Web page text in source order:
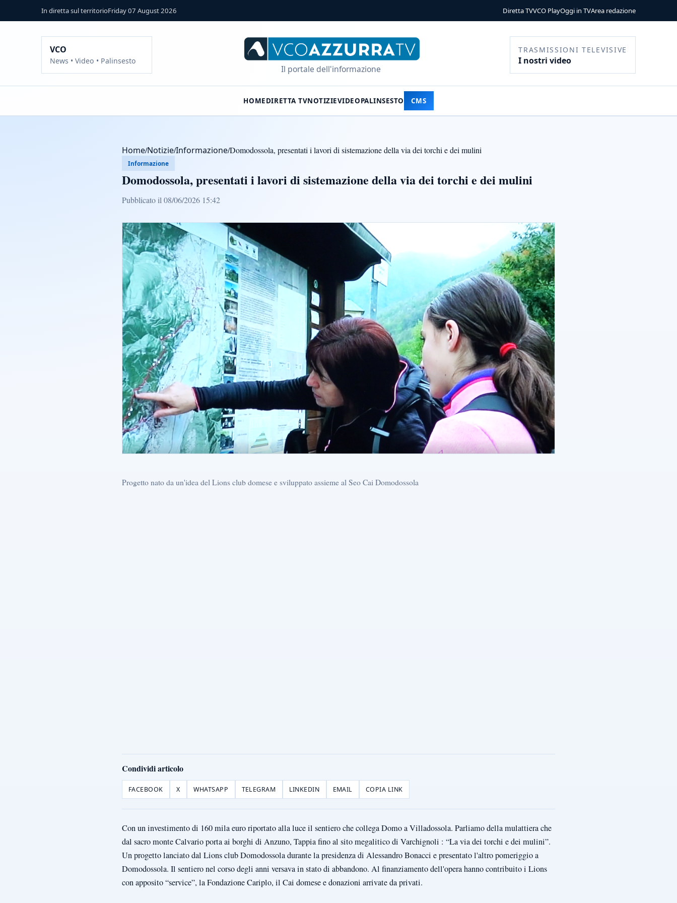
In diretta sul territorioFriday 07 August 2026 Diretta TVVCO PlayOggi in TVArea redazione
VCO
News • Video • Palinsesto
Il portale dell'informazione
TRASMISSIONI TELEVISIVE
I nostri video
HOMEDIRETTA TVNOTIZIEVIDEOPALINSESTO CMS
Home/Notizie/Informazione/Domodossola, presentati i lavori di sistemazione della via dei torchi e dei mulini
Informazione
Domodossola, presentati i lavori di sistemazione della via dei torchi e dei mulini
Pubblicato il 08/06/2026 15:42
Progetto nato da un'idea del Lions club domese e sviluppato assieme al Seo Cai Domodossola
Condividi articolo
FACEBOOK X WHATSAPP TELEGRAM LINKEDIN EMAIL COPIA LINK
Con un investimento di 160 mila euro riportato alla luce il sentiero che collega Domo a Villadossola. Parliamo della mulattiera che
dal sacro monte Calvario porta ai borghi di Anzuno, Tappia fino al sito megalitico di Varchignoli : “La via dei torchi e dei mulini”.
Un progetto lanciato dal Lions club Domodossola durante la presidenza di Alessandro Bonacci e presentato l'altro pomeriggio a
Domodossola. Il sentiero nel corso degli anni versava in stato di abbandono. Al finanziamento dell'opera hanno contribuito i Lions
con apposito “service”, la Fondazione Cariplo, il Cai domese e donazioni arrivate da privati.